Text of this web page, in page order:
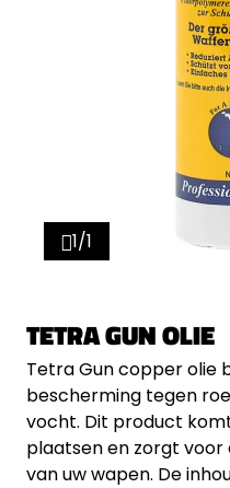
1/1
TETRA GUN OLIE
Tetra Gun copper olie
bescherming tegen
vocht. Dit product
plaatsen en zorgt voor
van uw wapen. De